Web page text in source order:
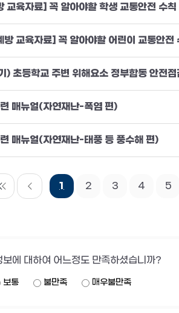
매뉴얼(자연재난-폭염 편)
매뉴얼(자연재난-태풍 등 풍수해 편)
1 2 3 4 5
에 대하여 어느정도 만족하셨습니까?
보통 불만족 매우불만족